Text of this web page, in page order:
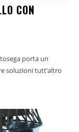
CON
porta un
soluzioni tutt’altro